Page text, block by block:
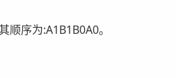
序为:A1B1B0A0。